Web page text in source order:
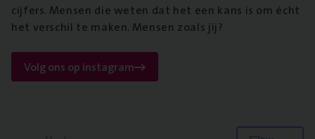
cijfers. Mensen die weten dat het een kans is om écht
het verschil te maken. Mensen zoals jij?
Volg ons op instagram